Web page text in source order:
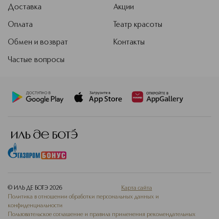
Sport, культовый Chanel №5 и многие
Доставка
Оплата
Обмен и возврат
Частые вопросы
Акции
Театр красоты
Контакты
© ИЛЬ ДЕ БОТЭ 2026
Карта сайта
Политика в отношении обработки персональных данных и
конфиденциальности
Пользовательское соглашение и правила применения рекомендательных